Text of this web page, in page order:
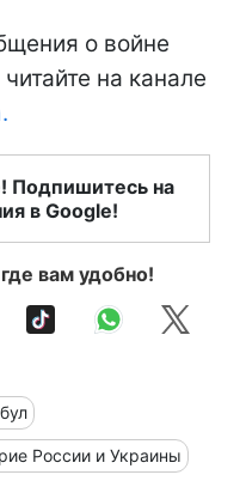
о войне
на канале
Подпишитесь на
в Google!
вам удобно!
России и Украины